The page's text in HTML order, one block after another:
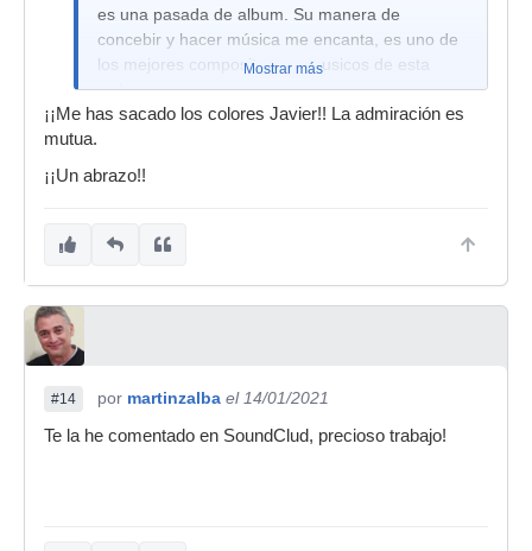
es una pasada de album. Su manera de
concebir y hacer música me encanta, es uno de
los mejores compositores y musicos de esta
web.
Mostrar más
¡¡Me has sacado los colores Javier!! La admiración es
mutua.
¡¡Un abrazo!!
#14 por martinzalba el 14/01/2021
Te la he comentado en SoundClud, precioso trabajo!